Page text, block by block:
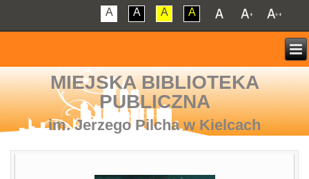
A A A A
MIEJSKA BIBLIOTEKA
PUBLICZNA
im. Jerzego Pilcha w Kielcach